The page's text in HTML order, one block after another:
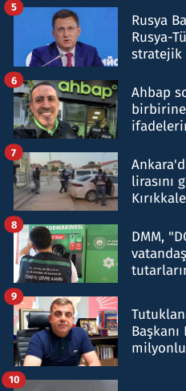
Rusya
Rusya-
stratejik
5
Ahbap
6
lirasını
7
DMM,
8
9
10